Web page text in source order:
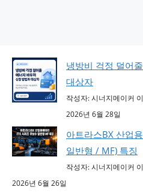
냉방비 걱정 덜어
대상자
작성자: 시너지메이커
2026년 6월 28일
아트라스BX 산업
일반형 / MF) 특징
작성자: 시너지메이커
2026년 6월 26일